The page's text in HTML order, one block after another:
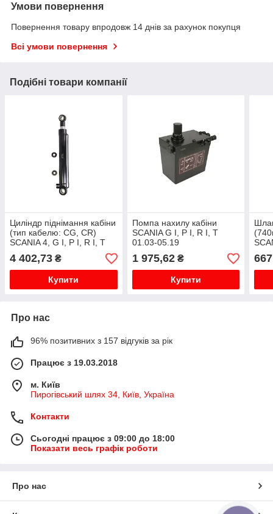
Умови повернення
Повернення товару впродовж 14 днів за рахунок покупця
Всі умови повернення
Подібні товари компанії
Циліндр піднімання кабіни
(тип кабелю: CG, CR)
SCANIA 4, G I, P I, R I, T
05.95-05.19
4 402,73 ₴
Купити
Помпа нахилу кабіни
SCANIA G I, P I, R I, T
01.03-05.19
1 975,62₴
Купити
Про нас
96% позитивних з 157 відгуків за рік
Працює з 19.03.2018
м. Київ
Пирогівський шлях 34, Київ, Україна
Контакти
Сьогодні працює з 09:00 до 18:00
Показати весь графік роботи
Про нас